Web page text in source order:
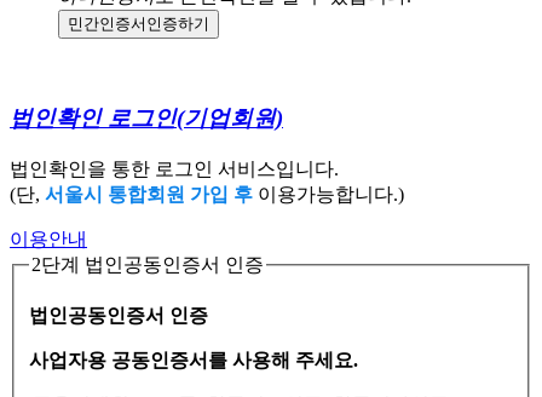
민간인증서 인증하기
법인확인 로그인(기업회원)
법인확인을 통한 로그인 서비스입니다.
(단, 서울시 통합회원 가입 후 이용가능합니다.)
이용안내
2단계 법인공동인증서 인증
법인공동인증서 인증
사업자용 공동인증서를 사용해 주세요.